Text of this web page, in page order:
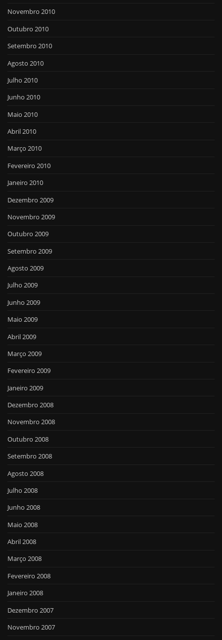
Novembro 2010
Outubro 2010
Setembro 2010
Agosto 2010
Julho 2010
Junho 2010
Maio 2010
Abril 2010
Março 2010
Fevereiro 2010
Janeiro 2010
Dezembro 2009
Novembro 2009
Outubro 2009
Setembro 2009
Agosto 2009
Julho 2009
Junho 2009
Maio 2009
Abril 2009
Março 2009
Fevereiro 2009
Janeiro 2009
Dezembro 2008
Novembro 2008
Outubro 2008
Setembro 2008
Agosto 2008
Julho 2008
Junho 2008
Maio 2008
Abril 2008
Março 2008
Fevereiro 2008
Janeiro 2008
Dezembro 2007
Novembro 2007